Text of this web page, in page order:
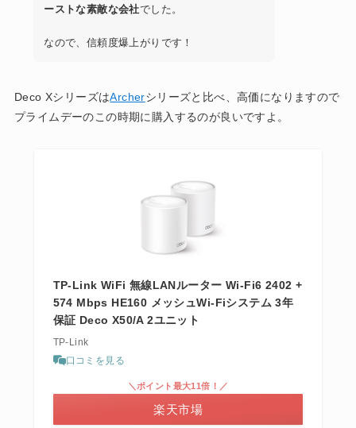
ーストな素敵な会社でした。
なので、信頼度爆上がりです！
Deco XシリーズはArcherシリーズと比べ、高価になりますので
プライムデーのこの時期に購入するのが良いですよ。
TP-Link WiFi 無線LANルーター Wi-Fi6 2402 +
574 Mbps HE160 メッシュWi-Fiシステム 3年
保証 Deco X50/A 2ユニット
TP-Link
口コミを見る
＼ポイント最大11倍！／
楽天市場